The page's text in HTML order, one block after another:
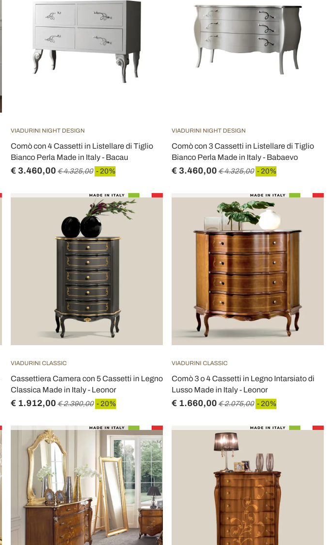
VIADURINI NIGHT DESIGN
Comò con 4 Cassetti in Listellare di Tiglio
Bianco Perla Made in Italy - Bacau
€ 3.460,00 € 4.325,00 - 20%
VIADURINI NIGHT DESIGN
Comò con 3 Cassetti in Listellare di Tiglio
Bianco Perla Made in Italy - Babaevo
€ 3.460,00 € 4.325,00 - 20%
VIADURINI CLASSIC
Cassettiera Camera con 5 Cassetti in Legno
Classica Made in Italy - Leonor
€ 1.912,00 € 2.390,00 - 20%
VIADURINI CLASSIC
Comò 3 o 4 Cassetti in Legno Intarsiato di
Lusso Made in Italy - Leonor
€ 1.660,00 € 2.075,00 - 20%